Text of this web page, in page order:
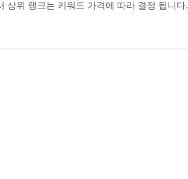
상위 랭크는 키워드 가격에 따라 결정 됩니다.